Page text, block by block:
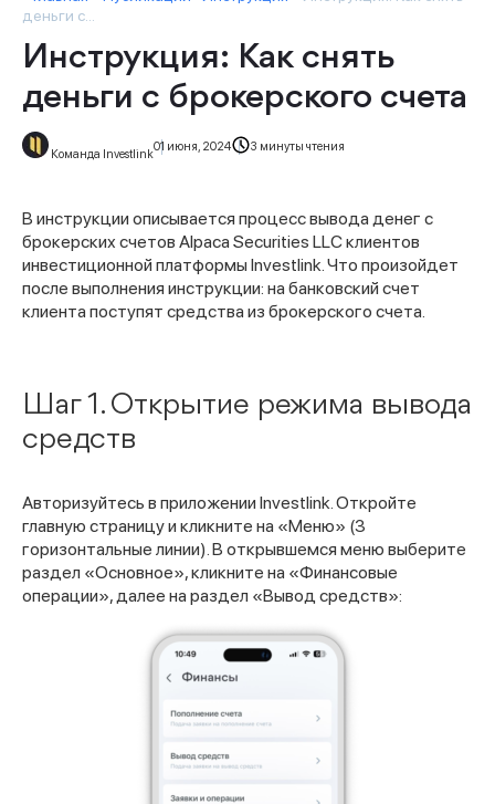
деньги с...
Инструкция: Как снять
деньги с брокерского счета
Команда Investlink
01 июня, 2024 3 минуты чтения
В инструкции описывается процесс вывода денег с
брокерских счетов Alpaca Securities LLC клиентов
инвестиционной платформы Investlink. Что произойдет
после выполнения инструкции: на банковский счет
клиента поступят средства из брокерского счета.
Шаг 1. Открытие режима вывода
средств
Авторизуйтесь в приложении Investlink. Откройте
главную страницу и кликните на «Меню» (3
горизонтальные линии). В открывшемся меню выберите
раздел «Основное», кликните на «Финансовые
операции», далее на раздел «Вывод средств»: